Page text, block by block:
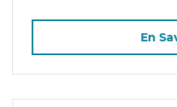
En